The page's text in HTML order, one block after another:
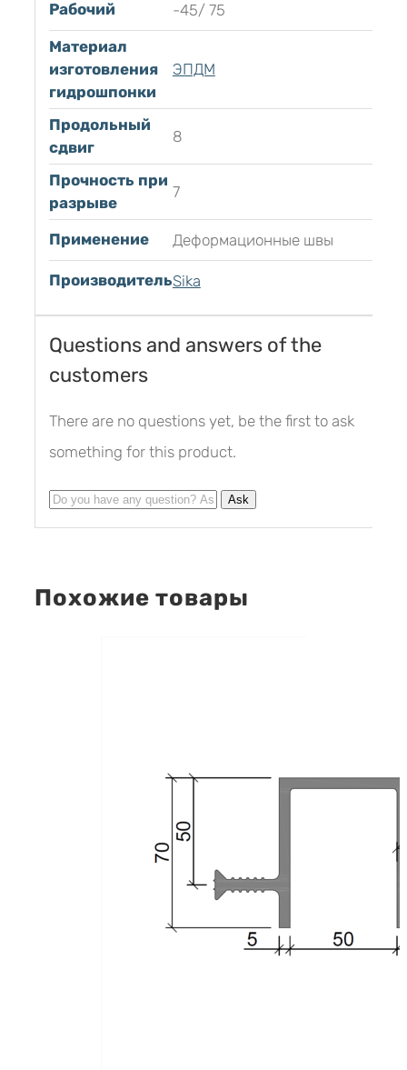
Рабочий
-45/ 75
Материал
изготовления
гидрошпонки
ЭПДМ
Продольный
сдвиг
8
Прочность при
разрыве
7
Применение Деформационные швы
ПроизводительSika
Questions and answers of the
customers
There are no questions yet, be the first to ask
something for this product.
Похожие товары